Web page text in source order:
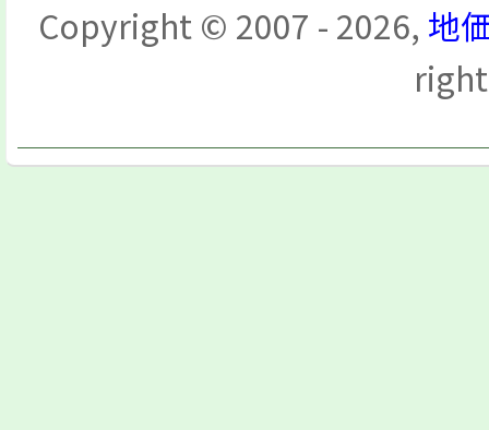
Copyright © 2007 - 2026, 地